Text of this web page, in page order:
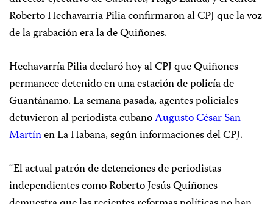
Roberto Hechavarría Pilia confirmaron al CPJ que la voz
de la grabación era la de Quiñones.
Hechavarría Pilia declaró hoy al CPJ que Quiñones
permanece detenido en una estación de policía de
Guantánamo. La semana pasada, agentes policiales
detuvieron al periodista cubanoAugusto César San
Martínen La Habana, según informaciones del CPJ.
“El actual patrón de detenciones de periodistas
independientes como Roberto Jesús Quiñones